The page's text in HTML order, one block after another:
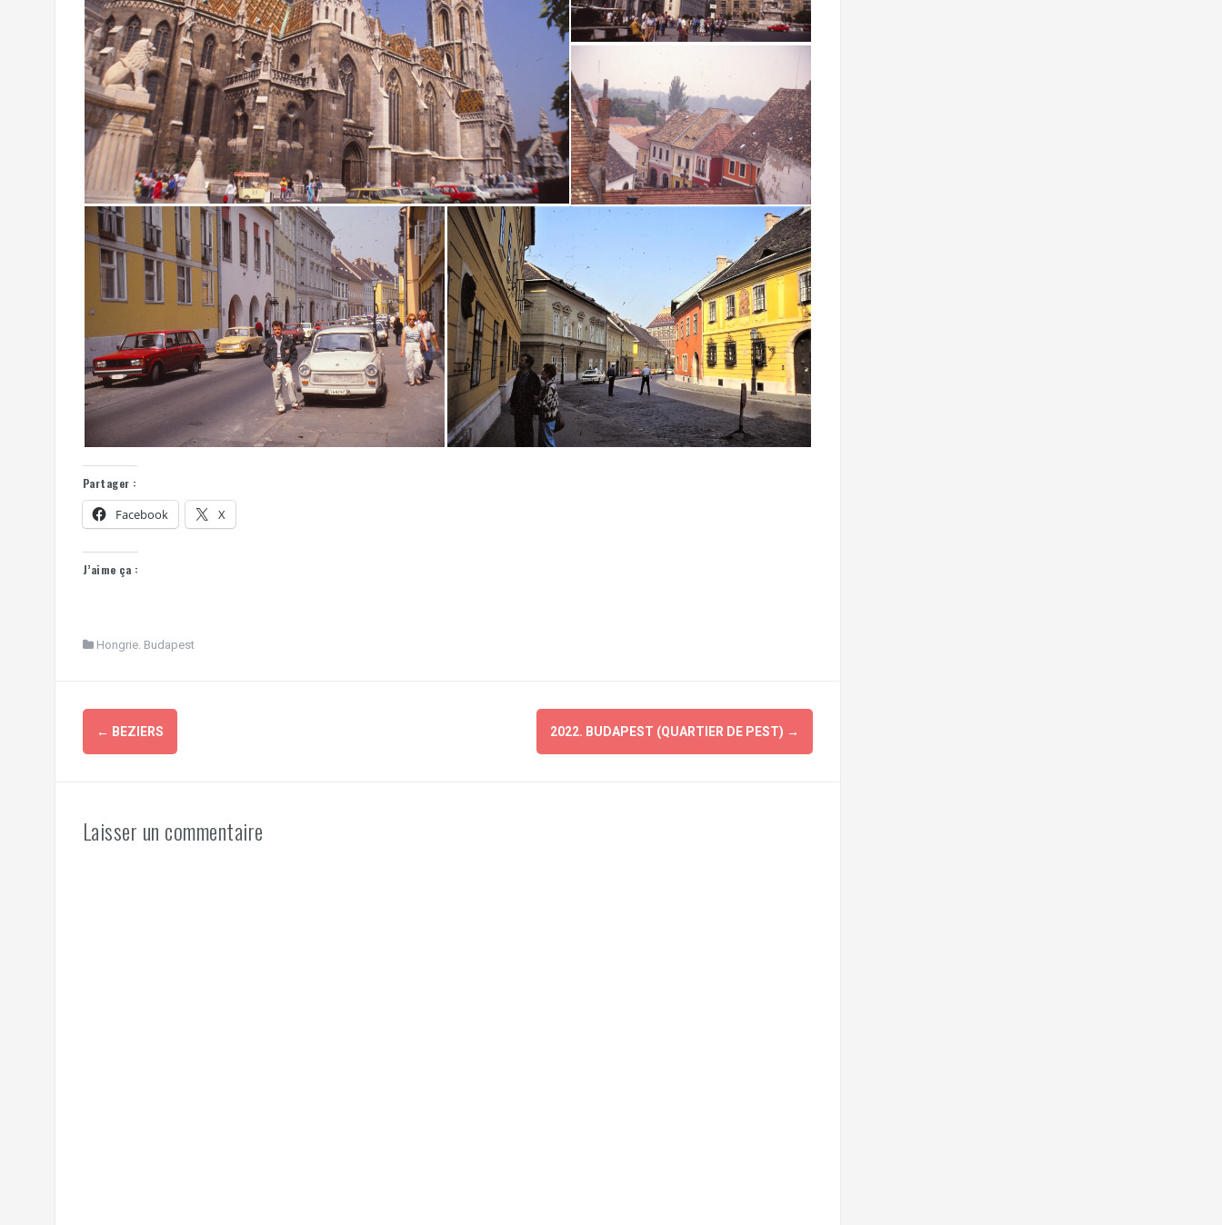
Partager :
Facebook X
J’aime ça :
Hongrie. Budapest
Navigation
d'article
← BEZIERS 2022. BUDAPEST (QUARTIER DE PEST) →
Laisser un commentaire